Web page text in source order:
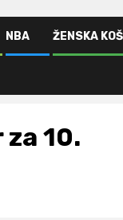
NBA ŽENSKA
10.